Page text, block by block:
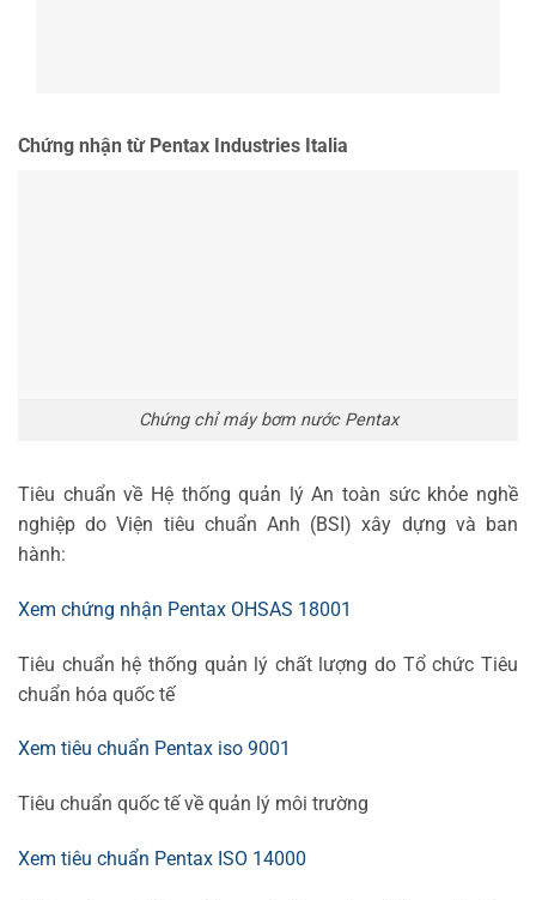
Chứng nhận từ Pentax Industries Italia
Chứng chỉ máy bơm nước Pentax
Tiêu chuẩn về Hệ thống quản lý An toàn sức khỏe nghề
nghiệp do Viện tiêu chuẩn Anh (BSI) xây dựng và ban
hành:
Xem chứng nhận Pentax OHSAS 18001
Tiêu chuẩn hệ thống quản lý chất lượng do Tổ chức Tiêu
chuẩn hóa quốc tế
Xem tiêu chuẩn Pentax iso 9001
Tiêu chuẩn quốc tế về quản lý môi trường
Xem tiêu chuẩn Pentax ISO 14000